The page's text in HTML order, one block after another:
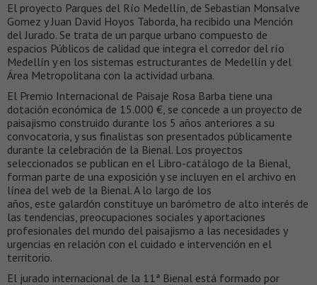
El proyecto Parques del Río Medellín, de Sebastian Monsalve
Gomez y Juan David Hoyos Taborda, ha recibido una Mención
del Jurado. Se trata de un parque urbano compuesto de
espacios Públicos de calidad que integra el corredor del río
Medellín y en los sistemas estructurantes de Medellín y del
Área Metropolitana con la actividad urbana.
El Premio Internacional de Paisaje Rosa Barba tiene una
dotación económica de 15.000 €, se concede a un proyecto de
paisajismo construido durante los 5 años anteriores a su
convocatoria, y sus finalistas son presentados públicamente
durante la celebración de la Bienal. Los proyectos
seleccionados se publican en el Libro-catálogo de la Bienal,
forman parte de una exposición y se incluyen en el archivo en
línea del web de la Bienal. A lo largo de los
años, este galardón constituye un barómetro de alto interés de
las tendencias, preocupaciones sociales y aportaciones
profesionales del mundo del paisajismo a las necesidades y
urgencias en relación con el cuidado e intervención en el
territorio.
El jurado internacional de la 11ª Bienal está formado por